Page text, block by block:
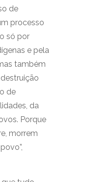
de
processo
só por
e pela
também
de
da
Porque
morrem